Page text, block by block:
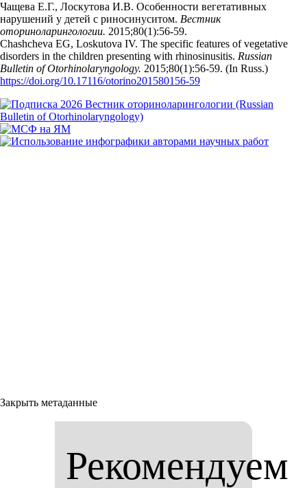
Чащева Е.Г., Лоскутова И.В. Особенности вегетативных
нарушений у детей с риносинуситом. Вестник
оториноларингологии. 2015;80(1):56‑59.
Chashcheva EG, Loskutova IV. The specific features of vegetative
disorders in the children presenting with rhinosinusitis. Russian
Bulletin of Otorhinolaryngology. 2015;80(1):56‑59. (In Russ.)
https://doi.org/10.17116/otorino201580156-59
Закрыть метаданные
Рекомендуем